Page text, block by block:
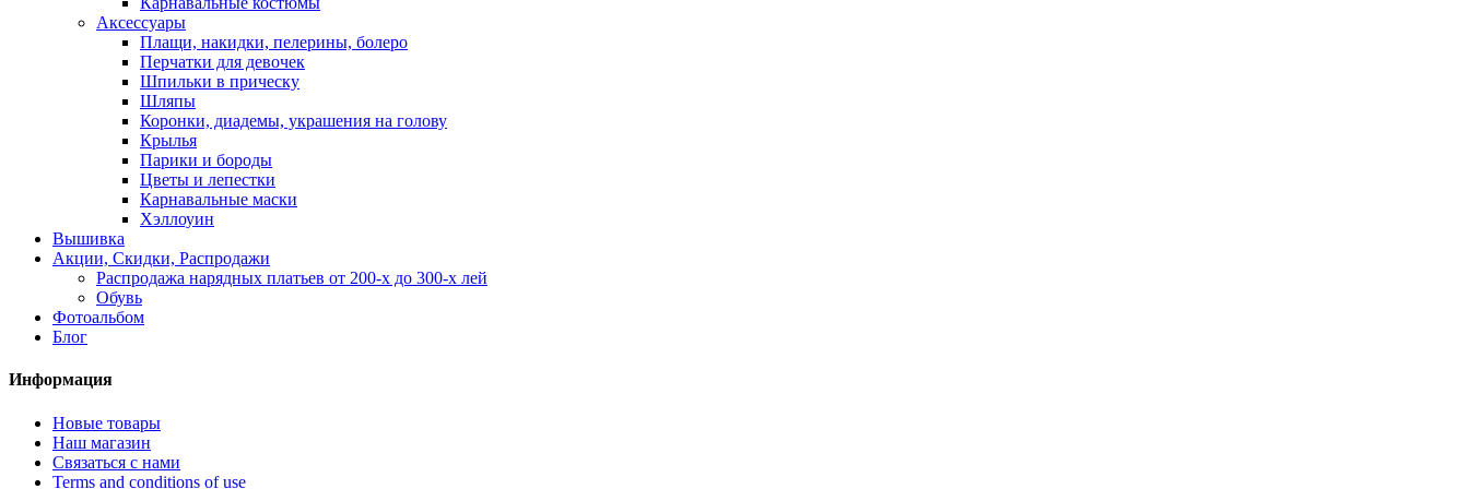
Аксессуары
Плащи, накидки, пелерины, болеро
Перчатки для девочек
Шпильки в прическу
Шляпы
Коронки, диадемы, украшения на голову
Крылья
Парики и бороды
Цветы и лепестки
Карнавальные маски
Хэллоуин
Вышивка
Акции, Скидки, Распродажи
Распродажа нарядных платьев от 200-х до 300-х лей
Обувь
Фотоальбом
Блог
Информация
Новые товары
Наш магазин
Связаться с нами
Terms and conditions of use